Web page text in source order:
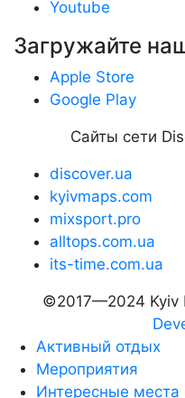
Youtube
Загружайте
Apple Store
Google Play
Сайты сети
discover.ua
kyivmaps.com
mixsport.pro
alltops.com.ua
its-time.com.ua
©2017—2024 Kyiv
Активный отдых
Мероприятия
Интересные места